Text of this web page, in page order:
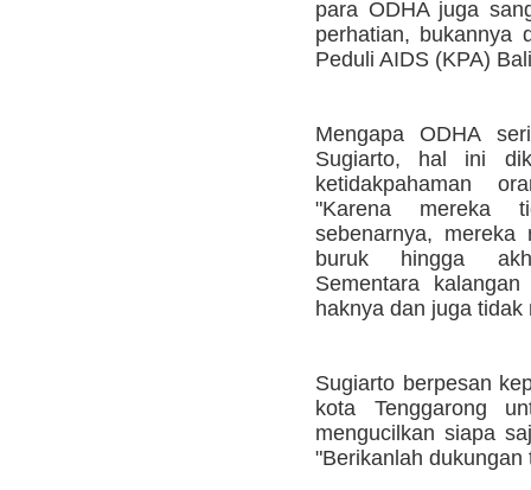
para ODHA juga
perhatian, bukannya
Peduli AIDS (KPA)
Mengapa ODHA
Sugiarto, hal ini
ketidakpahaman
"Karena mereka
sebenarnya, mereka
buruk hingga
Sementara
haknya dan juga
Sugiarto berpesan
kota Tenggarong
mengucilkan siapa
"Berikanlah